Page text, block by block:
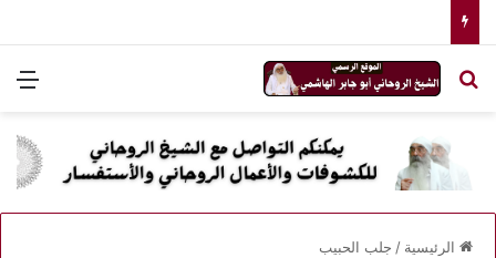
بحث عن
الرئيسية / جلب الحبيب